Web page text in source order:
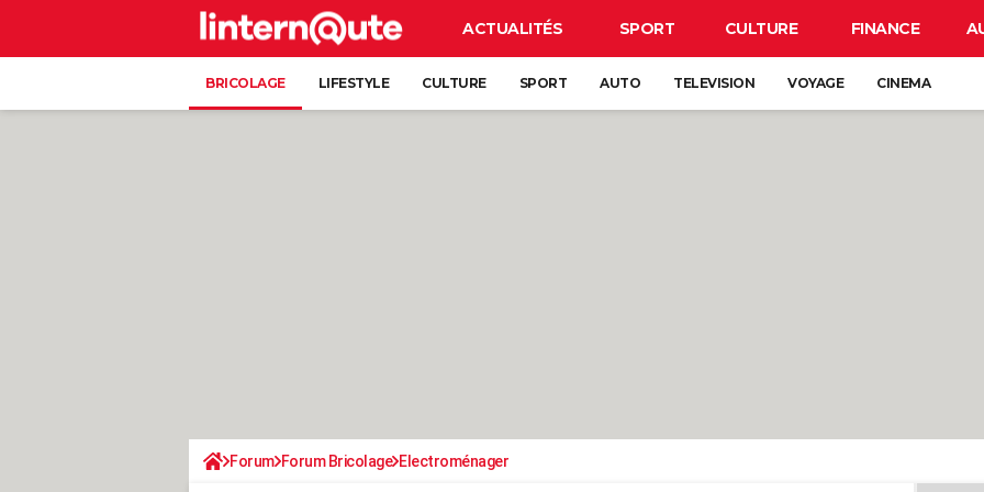
ACTUALITÉS SPORT CULTURE FINANCE
BRICOLAGE LIFESTYLE CULTURE SPORT AUTO TELEVISION VOYAGE CINEMA
Forum Forum Bricolage Electroménager